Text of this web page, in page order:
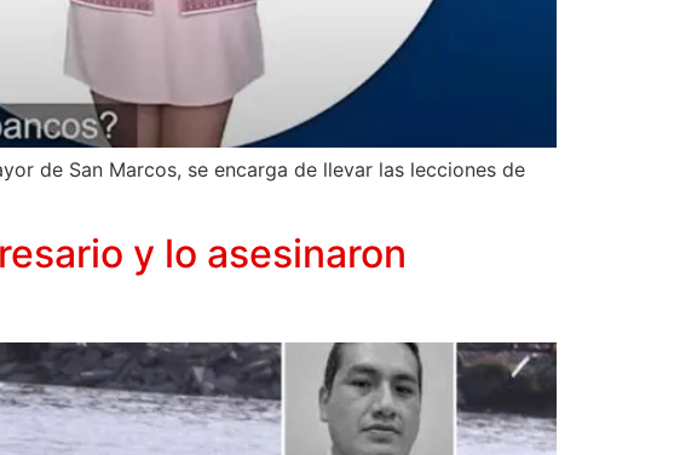
de San Marcos, se encarga de llevar las lecciones de
y lo asesinaron